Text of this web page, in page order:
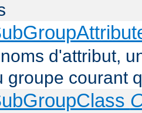
d'attribut,
groupe courant